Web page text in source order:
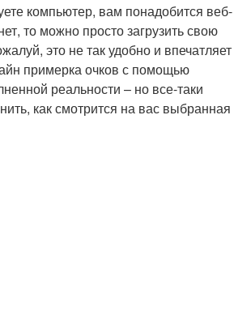
компьютер, вам понадобится веб-
то можно просто загрузить свою
это не так удобно и впечатляет
примерка очков с помощью
реальности – но все-таки
как смотрится на вас выбранная